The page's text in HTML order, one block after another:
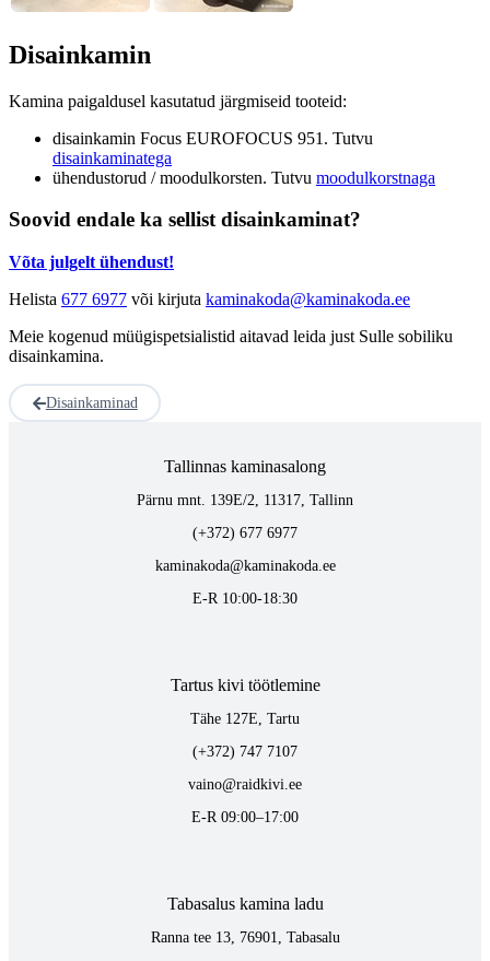
Disainkamin
Kamina paigaldusel kasutatud järgmiseid tooteid:
disainkamin Focus EUROFOCUS 951. Tutvu
disainkaminatega
ühendustorud / moodulkorsten. Tutvu moodulkorstnaga
Soovid endale ka sellist disainkaminat?
Võta julgelt ühendust!
Helista 677 6977 või kirjuta kaminakoda@kaminakoda.ee
Meie kogenud müügispetsialistid aitavad leida just Sulle sobiliku
disainkamina.
Disainkaminad
Tallinnas kaminasalong
Pärnu mnt. 139E/2, 11317, Tallinn
(+372) 677 6977
kaminakoda@kaminakoda.ee
E-R 10:00-18:30
Tartus kivi töötlemine
Tähe 127E, Tartu
(+372) 747 7107
vaino@raidkivi.ee
E-R 09:00–17:00
Tabasalus kamina ladu
Ranna tee 13, 76901, Tabasalu